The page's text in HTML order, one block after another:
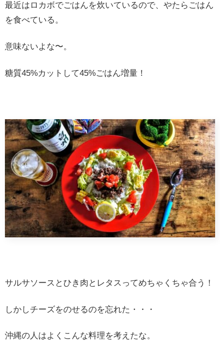
最近はロカボでごはんを炊いているので、やたらごはん
を食べている。
意味ないよな〜。
糖質45%カットして45%ごはん増量！
サルサソースとひき肉とレタスってめちゃくちゃ合う！
しかしチーズをのせるのを忘れた・・・
沖縄の人はよくこんな料理を考えたな。